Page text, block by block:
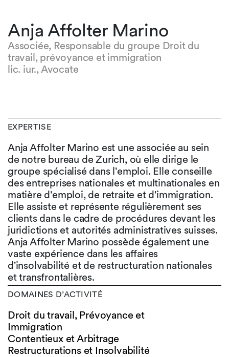
Anja Affolter Marino
Associée, Responsable du groupe Droit du
travail, prévoyance et immigration
lic. iur., Avocate
EXPERTISE
Anja Affolter Marino est une associée au sein
de notre bureau de Zurich, où elle dirige le
groupe spécialisé dans l'emploi. Elle conseille
des entreprises nationales et multinationales en
matière d'emploi, de retraite et d'immigration.
Elle assiste et représente régulièrement ses
clients dans le cadre de procédures devant les
juridictions et autorités administratives suisses.
Anja Affolter Marino possède également une
vaste expérience dans les affaires
d'insolvabilité et de restructuration nationales
et transfrontalières.
DOMAINES D’ACTIVITÉ
Droit du travail, Prévoyance et
Immigration
Contentieux et Arbitrage
Restructurations et Insolvabilité